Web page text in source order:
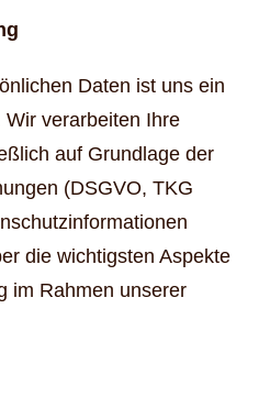
Daten ist uns ein
Wir verarbeiten Ihre
auf Grundlage der
(DSGVO, TKG
die wichtigsten Aspekte
im Rahmen unserer